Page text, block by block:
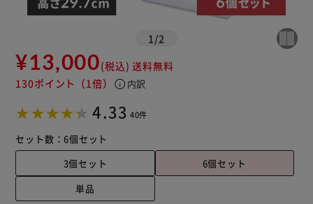
1 /2
¥13,000(税込) 送料無料
130ポイント （1倍） info 内訳
4.33 40件
セット数：6個セット
3個セット
6個セット
単品